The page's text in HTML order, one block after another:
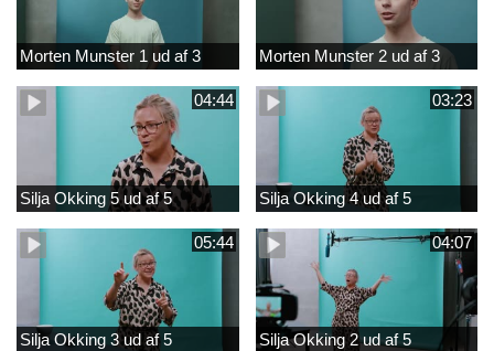
Morten Munster 1 ud af 3 Morten Munster 2 ud af 3
04:44
Silja Okking 5 ud af 5
03:23
Silja Okking 4 ud af 5
05:44
Silja Okking 3 ud af 5
04:07
Silja Okking 2 ud af 5